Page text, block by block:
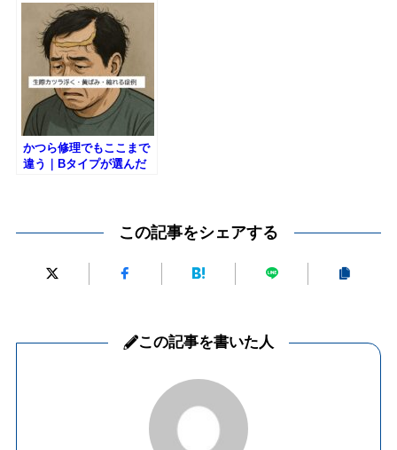
かつら修理でもここまで
違う｜Bタイプが選んだ
この記事をシェアする
この記事を書いた人